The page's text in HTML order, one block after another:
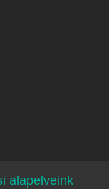
alapelveink